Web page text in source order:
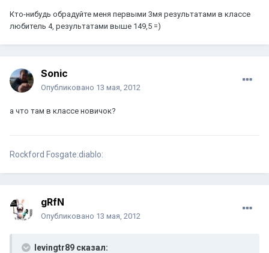
Кто-нибудь обрадуйте меня первыми 3мя результатами в классе
любитель 4, результатами выше 149,5 =)
Sonic
Опубликовано 13 мая, 2012
а что там в классе новичок?
Rockford Fosgate:diablo:
gRfN
Опубликовано 13 мая, 2012
levingtr89 сказал: